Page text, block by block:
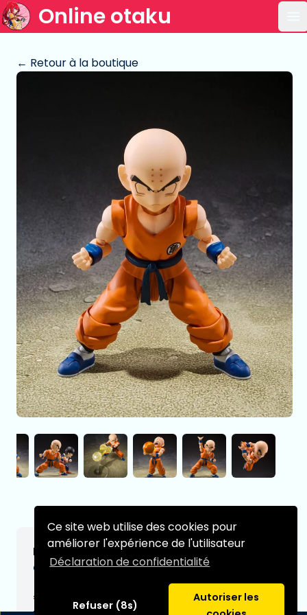
Ce site web utilise des cookies pour
améliorer l'expérience de l'utilisateur
Déclaration de confidentialité
Refuser (8s)
Autoriser les
Online otaku
← Retour à la boutique
Dragon Ball figurine S.H.Figuarts Krillin Son
Goku´s old Friend 11 cm
€74,99 [Sous réserve de modifications]